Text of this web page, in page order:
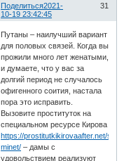
Поделиться 31
2021-
10-19 23:42:45
Путаны – наилучший вариант
для половых связей. Когда вы
прожили много лет женатыми,
и думаете, что у вас за
долгий период не случалось
офигенного соития, настала
пора это исправить.
Вызовите проституток на
специальном ресурсе Кирова
https://prostitutkikirovaafter.net/serv/
minet/ – дамы с
удовольствием реализуют